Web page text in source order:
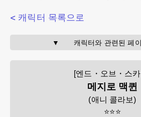
< 캐릭터 목록으로
▼       캐릭터와 관련된 페
[엔드・오브・스
메지로 맥퀸
(애니 콜라보)
⭐⭐⭐